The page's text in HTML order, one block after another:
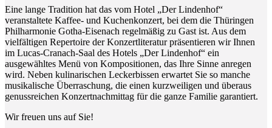
Eine lange Tradition hat das vom Hotel „Der Lindenhof“
veranstaltete Kaffee- und Kuchenkonzert, bei dem die Thüringen
Philharmonie Gotha-Eisenach regelmäßig zu Gast ist. Aus dem
vielfältigen Repertoire der Konzertliteratur präsentieren wir Ihnen
im Lucas-Cranach-Saal des Hotels „Der Lindenhof“ ein
ausgewähltes Menü von Kompositionen, das Ihre Sinne anregen
wird. Neben kulinarischen Leckerbissen erwartet Sie so manche
musikalische Überraschung, die einen kurzweiligen und überaus
genussreichen Konzertnachmittag für die ganze Familie garantiert.
Wir freuen uns auf Sie!